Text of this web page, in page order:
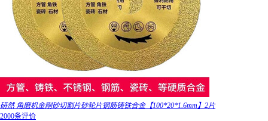
研然 角磨机金刚砂切割片砂轮片钢筋铸铁合金【100*20*1.6mm】2片
2000条评价